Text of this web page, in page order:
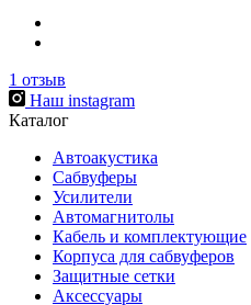
1 отзыв
Наш instagram
Каталог
Автоакустика
Сабвуферы
Усилители
Автомагнитолы
Кабель и комплектующие
Корпуса для сабвуферов
Защитные сетки
Аксессуары